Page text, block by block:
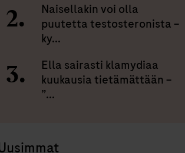
Naisellakin voi olla
puutetta testosteronista –
ky...
Ella sairasti klamydiaa
kuukausia tietämättään –
”...